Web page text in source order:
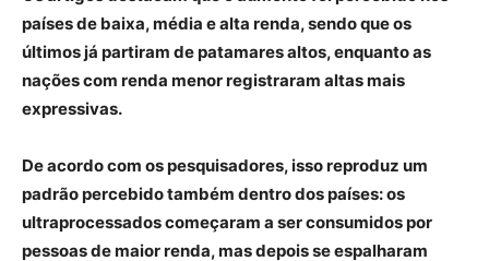
países de baixa, média e alta renda, sendo que os
últimos já partiram de patamares altos, enquanto as
nações com renda menor registraram altas mais
expressivas.
De acordo com os pesquisadores, isso reproduz um
padrão percebido também dentro dos países: os
ultraprocessados começaram a ser consumidos por
pessoas de maior renda, mas depois se espalharam